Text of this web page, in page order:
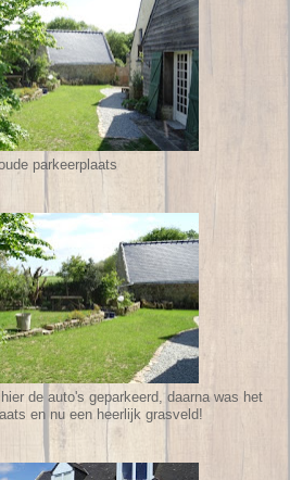
parkeerplaats
de auto's geparkeerd, daarna was het
en nu een heerlijk grasveld!